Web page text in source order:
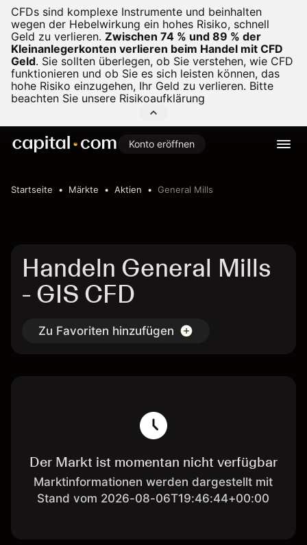
CFDs sind komplexe Instrumente und beinhalten
wegen der Hebelwirkung ein hohes Risiko, schnell
Geld zu verlieren. Zwischen 74 % und 89 % der
Kleinanlegerkonten verlieren beim Handel mit CFD
Geld. Sie sollten überlegen, ob Sie verstehen, wie CFD
funktionieren und ob Sie es sich leisten können, das
hohe Risiko einzugehen, Ihr Geld zu verlieren. Bitte
beachten Sie unsere Risikoaufklärung
Konto eröffnen
Startseite Märkte Aktien General Mills
Handeln General Mills
- GIS CFD
Zu Favoriten hinzufügen
Der Markt ist momentan nicht verfügbar
Marktinformationen werden dargestellt mit
Stand vom 2026-08-06T19:46:44+00:00